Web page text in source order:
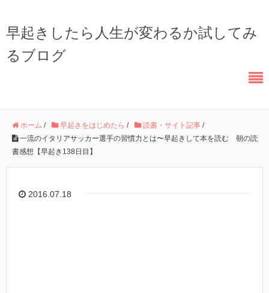
早起きしたら人生が変わるか試してみ
るブログ
ホーム / 早起きをはじめたら / 読書・サイト記事 /
一流のイタリアサッカー選手の習慣力とは〜早起きして本を読む 朝の読
書感想【早起き138日目】
2016.07.18